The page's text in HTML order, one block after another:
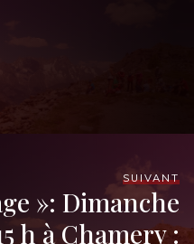
SUIVANT
»: Dimanche
h à Chamery :